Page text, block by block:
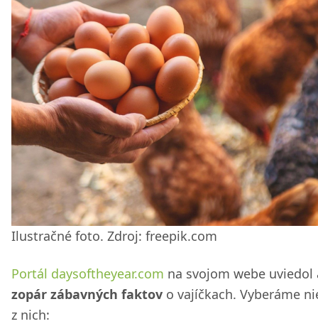
Ilustračné foto. Zdroj: freepik.com
Portál daysoftheyear.com na svojom webe uviedol
zopár zábavných faktov o vajíčkach. Vyberáme
z nich: